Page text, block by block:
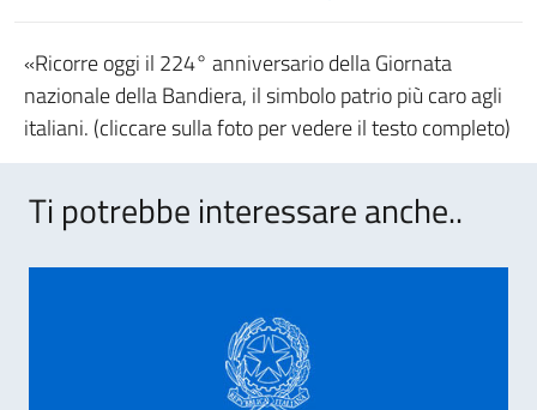
«Ricorre oggi il 224° anniversario della Giornata
nazionale della Bandiera, il simbolo patrio più caro agli
italiani. (cliccare sulla foto per vedere il testo completo)
Ti potrebbe interessare anche..